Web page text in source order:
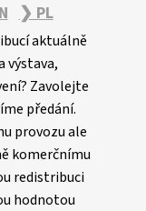
❯ PL
aktuálně
výstava,
Zavolejte
předání.
provozu ale
komerčnímu
redistribuci
hodnotou